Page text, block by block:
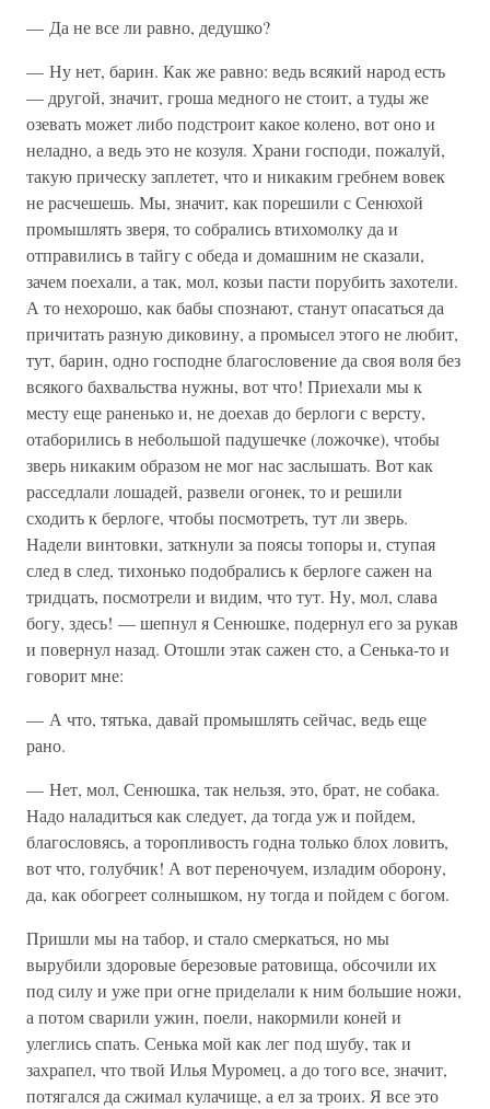
— Да не все ли равно, дедушко?
— Ну нет, барин. Как же равно: ведь всякий народ есть
— другой, значит, гроша медного не стоит, а туды же
озевать может либо подстроит какое колено, вот оно и
неладно, а ведь это не козуля. Храни господи, пожалуй,
такую прическу заплетет, что и никаким гребнем вовек
не расчешешь. Мы, значит, как порешили с Сенюхой
промышлять зверя, то собрались втихомолку да и
отправились в тайгу с обеда и домашним не сказали,
зачем поехали, а так, мол, козьи пасти порубить захотели.
А то нехорошо, как бабы спознают, станут опасаться да
причитать разную диковину, а промысел этого не любит,
тут, барин, одно господне благословение да своя воля без
всякого бахвальства нужны, вот что! Приехали мы к
месту еще раненько и, не доехав до берлоги с версту,
отаборились в небольшой падушечке (ложочке), чтобы
зверь никаким образом не мог нас заслышать. Вот как
расседлали лошадей, развели огонек, то и решили
сходить к берлоге, чтобы посмотреть, тут ли зверь.
Надели винтовки, заткнули за поясы топоры и, ступая
след в след, тихонько подобрались к берлоге сажен на
тридцать, посмотрели и видим, что тут. Ну, мол, слава
богу, здесь! — шепнул я Сенюшке, подернул его за рукав
и повернул назад. Отошли этак сажен сто, а Сенька-то и
говорит мне:
— А что, тятька, давай промышлять сейчас, ведь еще
рано.
— Нет, мол, Сенюшка, так нельзя, это, брат, не собака.
Надо наладиться как следует, да тогда уж и пойдем,
благословясь, а торопливость годна только блох ловить,
вот что, голубчик! А вот переночуем, изладим оборону,
да, как обогреет солнышком, ну тогда и пойдем с богом.
Пришли мы на табор, и стало смеркаться, но мы
вырубили здоровые березовые ратовища, обсочили их
под силу и уже при огне приделали к ним большие ножи,
а потом сварили ужин, поели, накормили коней и
улеглись спать. Сенька мой как лег под шубу, так и
захрапел, что твой Илья Муромец, а до того все, значит,
потягался да сжимал кулачище, а ел за троих. Я все это